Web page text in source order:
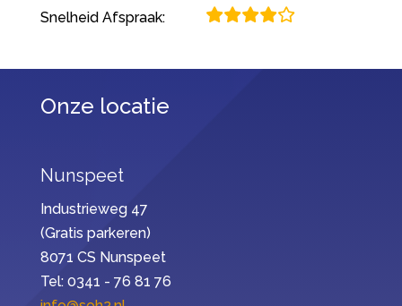
Snelheid Afspraak:
Onze locatie
Nunspeet
Industrieweg 47
(Gratis parkeren)
8071 CS Nunspeet
Tel: 0341 - 76 81 76